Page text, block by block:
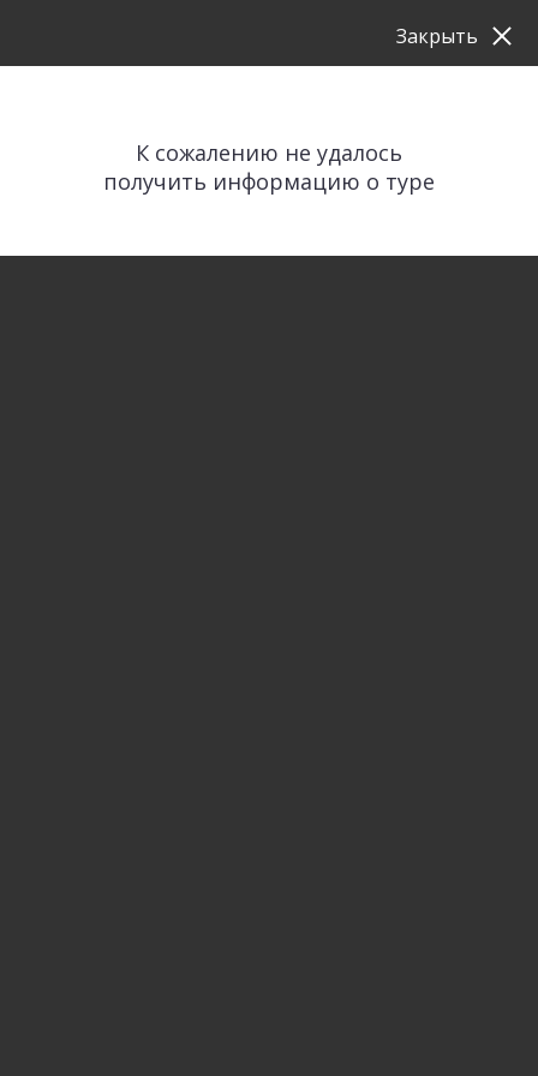
К сожалению не удалось
получить информацию о туре
Закрыть